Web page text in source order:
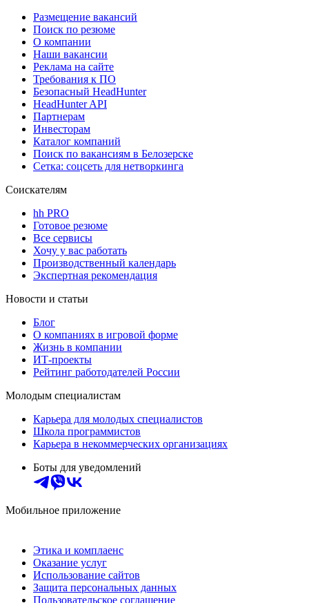
Размещение вакансий
Поиск по резюме
О компании
Наши вакансии
Реклама на сайте
Требования к ПО
Безопасный HeadHunter
HeadHunter API
Партнерам
Инвесторам
Каталог компаний
Поиск по вакансиям в Белозерске
Сетка: соцсеть для нетворкинга
Соискателям
hh PRO
Готовое резюме
Все сервисы
Хочу у вас работать
Производственный календарь
Экспертная рекомендация
Новости и статьи
Блог
О компаниях в игровой форме
Жизнь в компании
ИТ-проекты
Рейтинг работодателей России
Молодым специалистам
Карьера для молодых специалистов
Школа программистов
Карьера в некоммерческих организациях
Боты для уведомлений
Мобильное приложение
Этика и комплаенс
Оказание услуг
Использование сайтов
Защита персональных данных
Пользовательское соглашение